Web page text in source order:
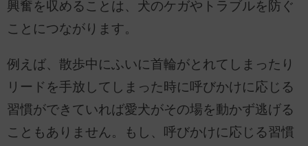
興奮を収めることは、犬のケガやトラブルを防ぐ
ことにつながります。
例えば、散歩中にふいに首輪がとれてしまったり
リードを手放してしまった時に呼びかけに応じる
習慣ができていれば愛犬がその場を動かず逃げる
こともありません。もし、呼びかけに応じる習慣